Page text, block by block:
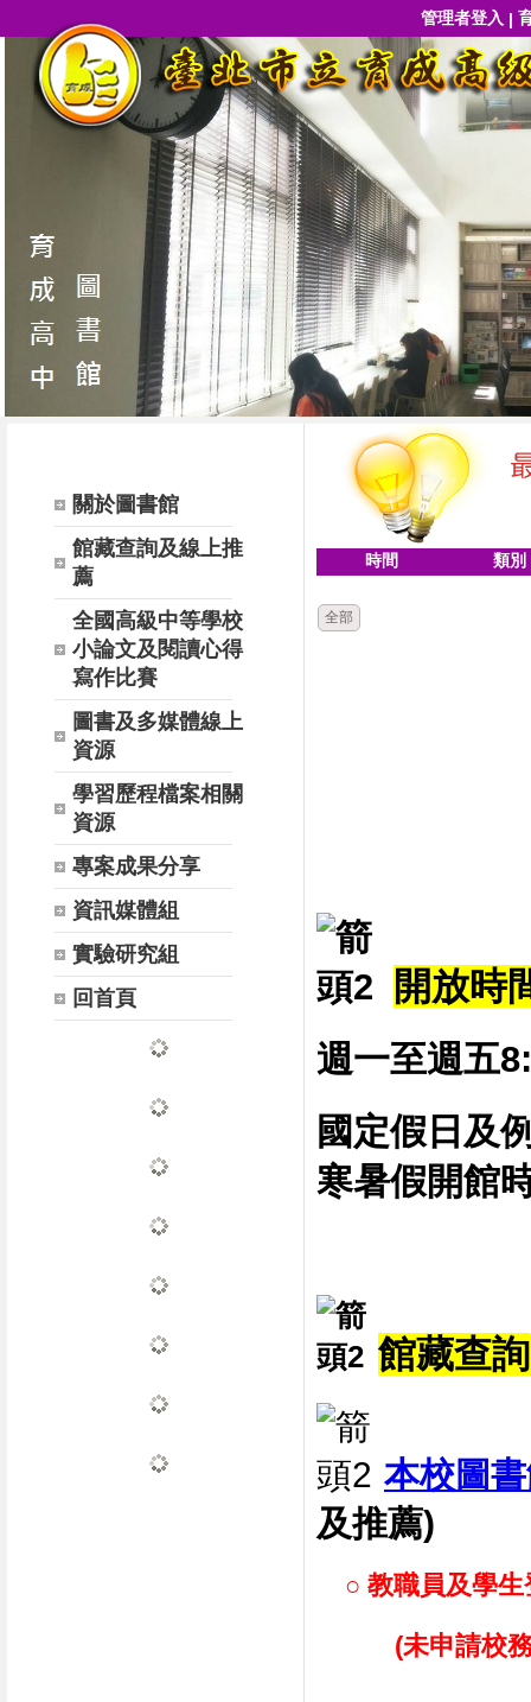
管理者登入 |
關於圖書館
館藏查詢及線上推
薦
全國高級中等學校
小論文及閱讀心得
寫作比賽
圖書及多媒體線上
資源
學習歷程檔案相關
資源
專案成果分享
資訊媒體組
實驗研究組
回首頁
時間 類別
全部
開放時
週一至週五
國定假日及
寒暑假開館
館藏查詢
本校圖
及推薦)
○ 教職員及學生
(未申請校務系